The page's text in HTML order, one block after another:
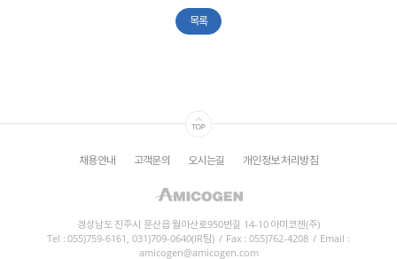
목록
채용안내 고객문의 오시는길 개인정보 처리방침
경상남도 진주시 문산읍 월아산로950번길 14-10 아미코젠(주)
Tel : 055)759-6161, 031)709-0640(IR팀) / Fax : 055)762-4208 / Email :
amicogen@amicogen.com